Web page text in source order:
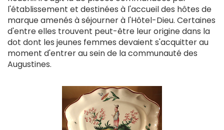
l'établissement et destinées à l'accueil des hôtes de
marque amenés à séjourner à l'Hôtel-Dieu. Certaines
d'entre elles trouvent peut-être leur origine dans la
dot dont les jeunes femmes devaient s'acquitter au
moment d'entrer au sein de la communauté des
Augustines.